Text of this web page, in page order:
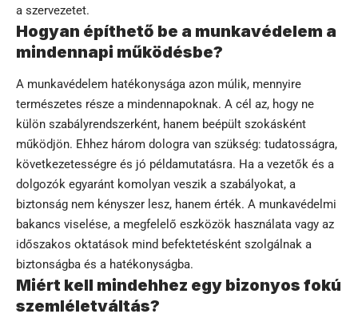
a szervezetet.
Hogyan építhető be a munkavédelem a
mindennapi működésbe?
A munkavédelem hatékonysága azon múlik, mennyire
természetes része a mindennapoknak. A cél az, hogy ne
külön szabályrendszerként, hanem beépült szokásként
működjön. Ehhez három dologra van szükség: tudatosságra,
következetességre és jó példamutatásra. Ha a vezetők és a
dolgozók egyaránt komolyan veszik a szabályokat, a
biztonság nem kényszer lesz, hanem érték. A munkavédelmi
bakancs viselése, a megfelelő eszközök használata vagy az
időszakos oktatások mind befektetésként szolgálnak a
biztonságba és a hatékonyságba.
Miért kell mindehhez egy bizonyos fokú
szemléletváltás?